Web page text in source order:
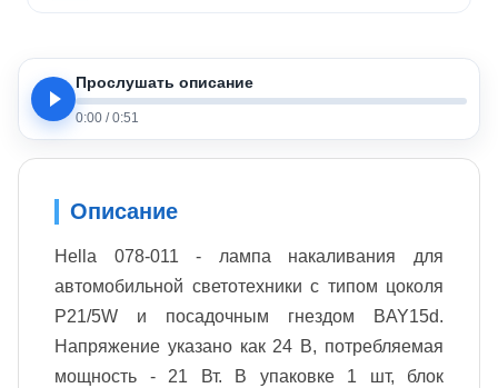
Прослушать описание
0:00 / 0:51
Описание
Hella 078-011 - лампа накаливания для
автомобильной светотехники с типом цоколя
P21/5W и посадочным гнездом BAY15d.
Напряжение указано как 24 В, потребляемая
мощность - 21 Вт. В упаковке 1 шт, блок